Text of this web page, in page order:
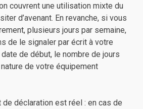
couvrent une utilisation mixte du
d’avenant. En revanche, si vous
plusieurs jours par semaine,
de le signaler par écrit à votre
de début, le nombre de jours
de votre équipement
de déclaration est réel : en cas de